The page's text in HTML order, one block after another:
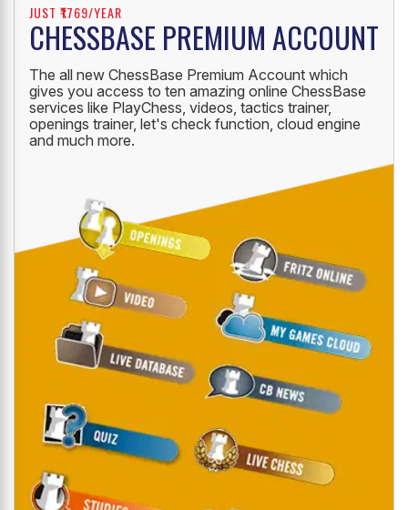
JUST ₹1769/YEAR
CHESSBASE PREMIUM ACCOUNT
The all new ChessBase Premium Account which
gives you access to ten amazing online ChessBase
services like PlayChess, videos, tactics trainer,
openings trainer, let's check function, cloud engine
and much more.